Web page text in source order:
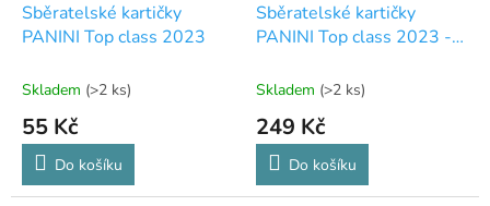
Sběratelské kartičky
PANINI Top class 2023
Skladem (>2 ks)
55 Kč
Do košíku
Sběratelské kartičky
PANINI Top class 2023 -
Skladem (>2 ks)
249 Kč
Do košíku